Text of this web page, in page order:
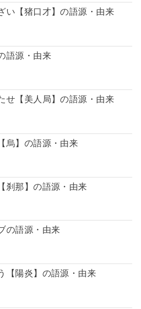
い【猪口才】の語源・由来
語源・由来
せ【美人局】の語源・由来
烏】の語源・由来
刹那】の語源・由来
の語源・由来
【陽炎】の語源・由来